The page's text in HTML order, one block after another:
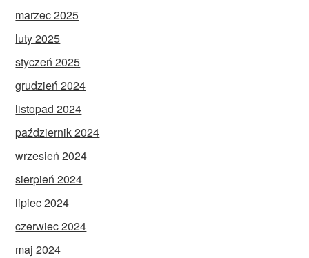
marzec 2025
luty 2025
styczeń 2025
grudzień 2024
listopad 2024
październik 2024
wrzesień 2024
sierpień 2024
lipiec 2024
czerwiec 2024
maj 2024